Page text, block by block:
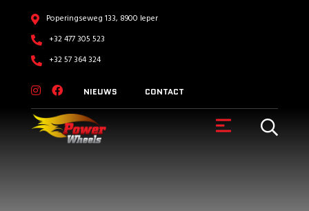
Poperingseweg 133, 8900 Ieper
+32 477 305 523
+32 57 364 324
NIEUWS CONTACT